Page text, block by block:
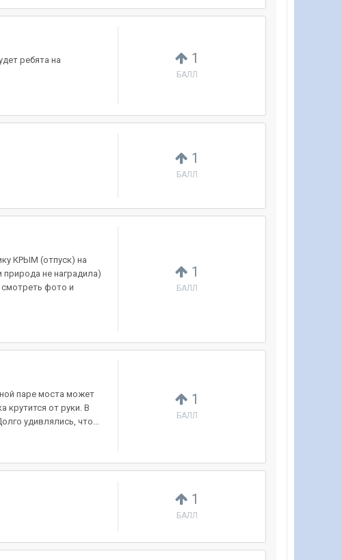
1
БАЛЛ
ребята на
1
БАЛЛ
1
БАЛЛ
КРЫМ (отпуск) на
не наградила)
смотреть фото и
1
БАЛЛ
паре моста может
крутится от руки. В
удивлялись, что...
1
БАЛЛ